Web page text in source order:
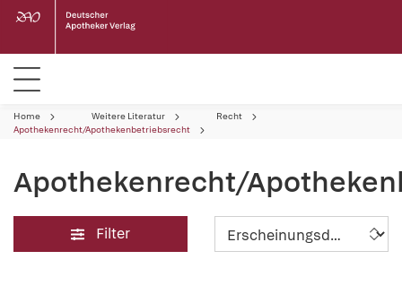
Home Weitere Literatur
Recht
Apothekenrecht/Apothekenbetriebsrecht
Apothekenrecht/
Filter